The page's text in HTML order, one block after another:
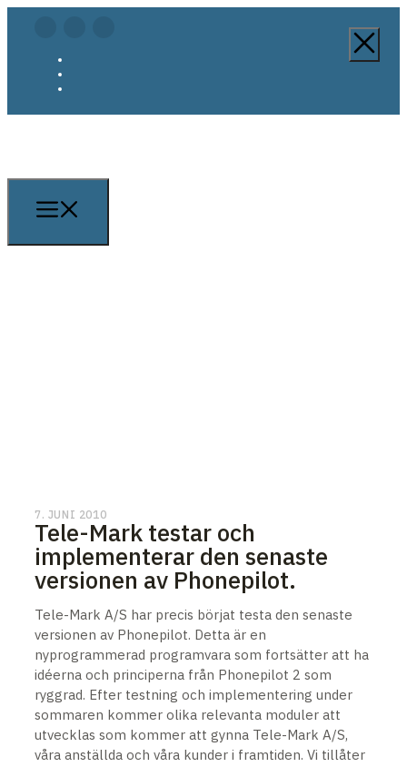
7. JUNI 2010
Tele-Mark testar och
implementerar den senaste
versionen av Phonepilot.
Tele-Mark A/S har precis börjat testa den senaste
versionen av Phonepilot. Detta är en
nyprogrammerad programvara som fortsätter att ha
idéerna och principerna från Phonepilot 2 som
ryggrad. Efter testning och implementering under
sommaren kommer olika relevanta moduler att
utvecklas som kommer att gynna Tele-Mark A/S,
våra anställda och våra kunder i framtiden. Vi tillåter